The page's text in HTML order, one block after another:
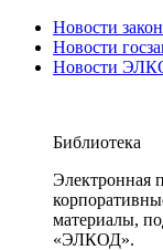
Новости
Новости
Новости
Библиотека
Электронная
материалы,
«ЭЛКОД».